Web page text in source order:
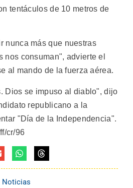
tentáculos de 10 metros de
nunca más que nuestras
nos consuman", advierte el
al mando de la fuerza aérea.
Dios se impuso al diablo", dijo
republicano a la
"Día de la Independencia".
cr/96
Noticias